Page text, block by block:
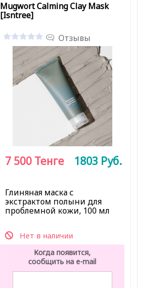
Mugwort Calming Clay Mask
[Isntree]
Отзывы
Глиняная маска с
экстрактом полыни для
проблемной кожи, 100 мл
Нет в наличии
7 500 Тенге 1803 Руб.
Когда появится,
сообщить на e-mail